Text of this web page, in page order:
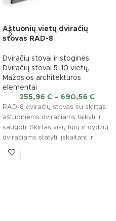
Aštuonių vietų dviračių
stovas RAD-8
Dviračių stovai ir stoginės,
Dviračių stovai 5-10 vietų,
Mažosios architektūros
elementai
255,96 € – 690,56 €
RAD-8 dviračių stovas su skirtas
aštuoniems dviračiams laikyti ir
saugoti. Skirtas visų tipų ir dydžių
dviračiams statyti, įskaitant ir